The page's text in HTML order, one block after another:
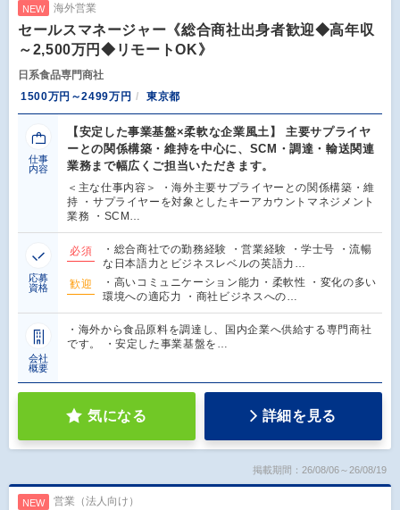
NEW 海外営業
セールスマネージャー《総合商社出身者歓迎◆高年収
～2,500万円◆リモートOK》
日系食品専門商社
1500万円～2499万円
東京都
仕事
内容
【安定した事業基盤×柔軟な企業風土】 主要サプライヤ
ーとの関係構築・維持を中心に、SCM・調達・輸送関連
業務まで幅広くご担当いただきます。
＜主な仕事内容＞ ・海外主要サプライヤーとの関係構築・維
持 ・サプライヤーを対象としたキーアカウントマネジメント
業務 ・SCM…
応募
資格
必須
・総合商社での勤務経験 ・営業経験 ・学士号 ・流暢
な日本語力とビジネスレベルの英語力…
歓迎
・高いコミュニケーション能力・柔軟性 ・変化の多い
環境への適応力 ・商社ビジネスへの…
会社
概要
・海外から食品原料を調達し、国内企業へ供給する専門商社
です。 ・安定した事業基盤を…
気になる 詳細を見る
掲載期間：26/08/06～26/08/19
NEW 営業（法人向け）